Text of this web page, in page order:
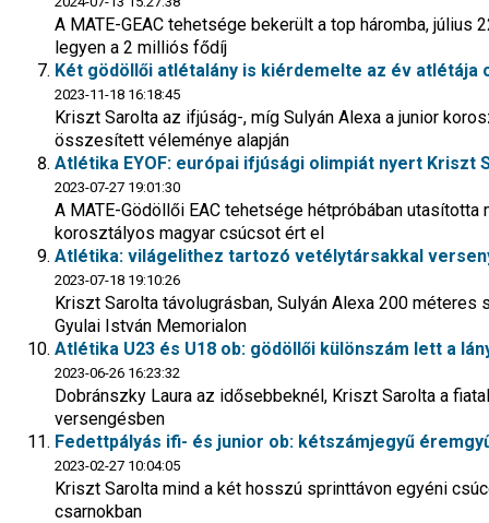
A MATE-GEAC tehetsége bekerült a top háromba,
legyen a 2 milliós fődíj
Két gödöllői atlétalány is kiérdemelte az év atlétája
2023-11-18 16:18:45
Kriszt Sarolta az ifjúság-, míg Sulyán Alexa a junior
összesített véleménye alapján
Atlétika EYOF: európai ifjúsági olimpiát nyert Kriszt
2023-07-27 19:01:30
A MATE-Gödöllői EAC tehetsége hétpróbában
korosztályos magyar csúcsot ért el
Atlétika: világelithez tartozó vetélytársakkal
2023-07-18 19:10:26
Kriszt Sarolta távolugrásban, Sulyán Alexa 200
Gyulai István Memorialon
Atlétika U23 és U18 ob: gödöllői különszám lett a
2023-06-26 16:23:32
Dobránszky Laura az idősebbeknél, Kriszt Sarolta a
versengésben
Fedettpályás ifi- és junior ob: kétszámjegyű
2023-02-27 10:04:05
Kriszt Sarolta mind a két hosszú sprinttávon egyéni
csarnokban